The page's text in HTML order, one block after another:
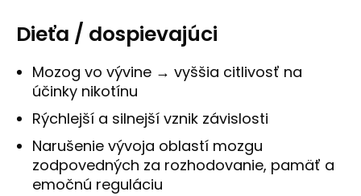
Dieťa / dospievajúci
Mozog vo vývine → vyššia citlivosť na
účinky nikotínu
Rýchlejší a silnejší vznik závislosti
Narušenie vývoja oblastí mozgu
zodpovedných za rozhodovanie, pamäť a
emočnú reguláciu